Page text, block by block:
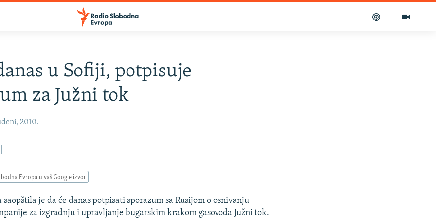
u Sofiji, potpisuje
za Južni tok
2010.
Evropa u vaš Google izvor
saopštila je da će danas potpisati sporazum sa Rusijom o osnivanju
za izgradnju i upravljanje bugarskim krakom gasovoda Južni tok.